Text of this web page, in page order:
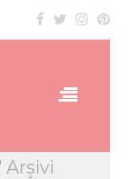
Arşivi